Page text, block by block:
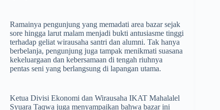
Ramainya pengunjung yang memadati area bazar sejak
sore hingga larut malam menjadi bukti antusiasme tinggi
terhadap geliat wirausaha santri dan alumni. Tak hanya
berbelanja, pengunjung juga tampak menikmati suasana
kekeluargaan dan kebersamaan di tengah riuhnya
pentas seni yang berlangsung di lapangan utama.
Ketua Divisi Ekonomi dan Wirausaha IKAT Mahalalel
Syuara Taqwa juga menyampaikan bahwa bazar ini